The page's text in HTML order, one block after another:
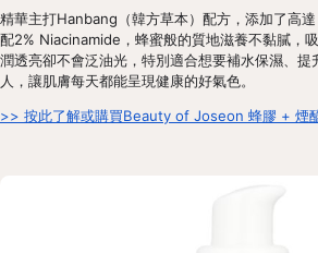
精華主打Hanbang（韓方草本）配方，添加了高
配2% Niacinamide，蜂蜜般的質地滋養不黏膩，
潤透亮卻不會泛油光，特別適合想要補水保濕、提
人，讓肌膚每天都能呈現健康的好氣色。
>> 按此了解或購買Beauty of Joseon 蜂膠 + 煙